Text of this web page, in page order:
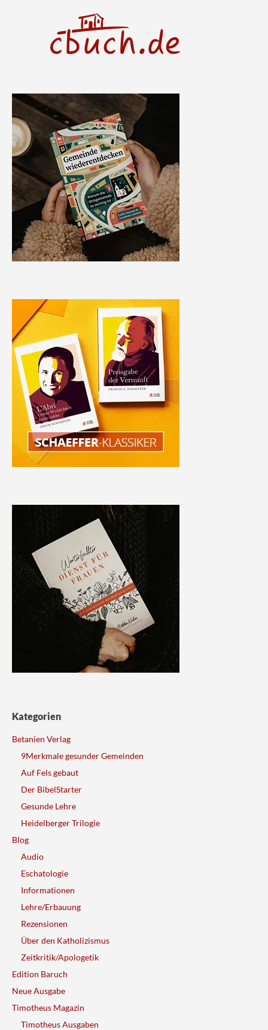
Kategorien
Betanien Verlag
9Merkmale gesunder Gemeinden
Auf Fels gebaut
Der BibelStarter
Gesunde Lehre
Heidelberger Trilogie
Blog
Audio
Eschatologie
Informationen
Lehre/Erbauung
Rezensionen
Über den Katholizismus
Zeitkritik/Apologetik
Edition Baruch
Neue Ausgabe
Timotheus Magazin
Timotheus Ausgaben